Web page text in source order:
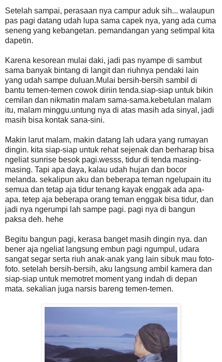
Setelah sampai, perasaan nya campur aduk sih... walaupun
pas pagi datang udah lupa sama capek nya, yang ada cuma
seneng yang kebangetan. pemandangan yang setimpal kita
dapetin.
Karena kesorean mulai daki, jadi pas nyampe di sambut
sama banyak bintang di langit dan riuhnya pendaki lain
yang udah sampe duluan.Mulai bersih-bersih sambil di
bantu temen-temen cowok diriin tenda.siap-siap untuk bikin
cemilan dan nikmatin malam sama-sama.kebetulan malam
itu, malam minggu.untung nya di atas masih ada sinyal, jadi
masih bisa kontak sana-sini.
Makin larut malam, makin datang lah udara yang rumayan
dingin. kita siap-siap untuk rehat sejenak dan berharap bisa
ngeliat sunrise besok pagi.wesss, tidur di tenda masing-
masing. Tapi apa daya, kalau udah hujan dan bocor
melanda. sekalipun aku dan beberapa teman ngelupain itu
semua dan tetap aja tidur tenang kayak enggak ada apa-
apa. tetep aja beberapa orang teman enggak bisa tidur, dan
jadi nya ngerumpi lah sampe pagi. pagi nya di bangun
paksa deh. hehe
Begitu bangun pagi, kerasa banget masih dingin nya. dan
bener aja ngeliat langsung embun pagi ngumpul, udara
sangat segar serta riuh anak-anak yang lain sibuk mau foto-
foto. setelah bersih-bersih, aku langsung ambil kamera dan
siap-siap untuk memotret moment yang indah di depan
mata. sekalian juga narsis bareng temen-temen.